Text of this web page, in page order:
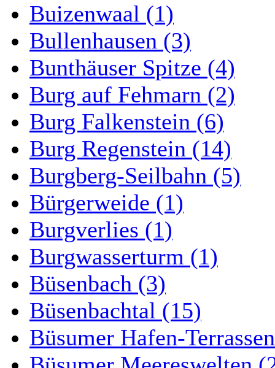
Buizenwaal (1)
Bullenhausen (3)
Bunthäuser Spitze (4)
Burg auf Fehmarn (2)
Burg Falkenstein (6)
Burg Regenstein (14)
Burgberg-Seilbahn (5)
Bürgerweide (1)
Burgverlies (1)
Burgwasserturm (1)
Büsenbach (3)
Büsenbachtal (15)
Büsumer Hafen-